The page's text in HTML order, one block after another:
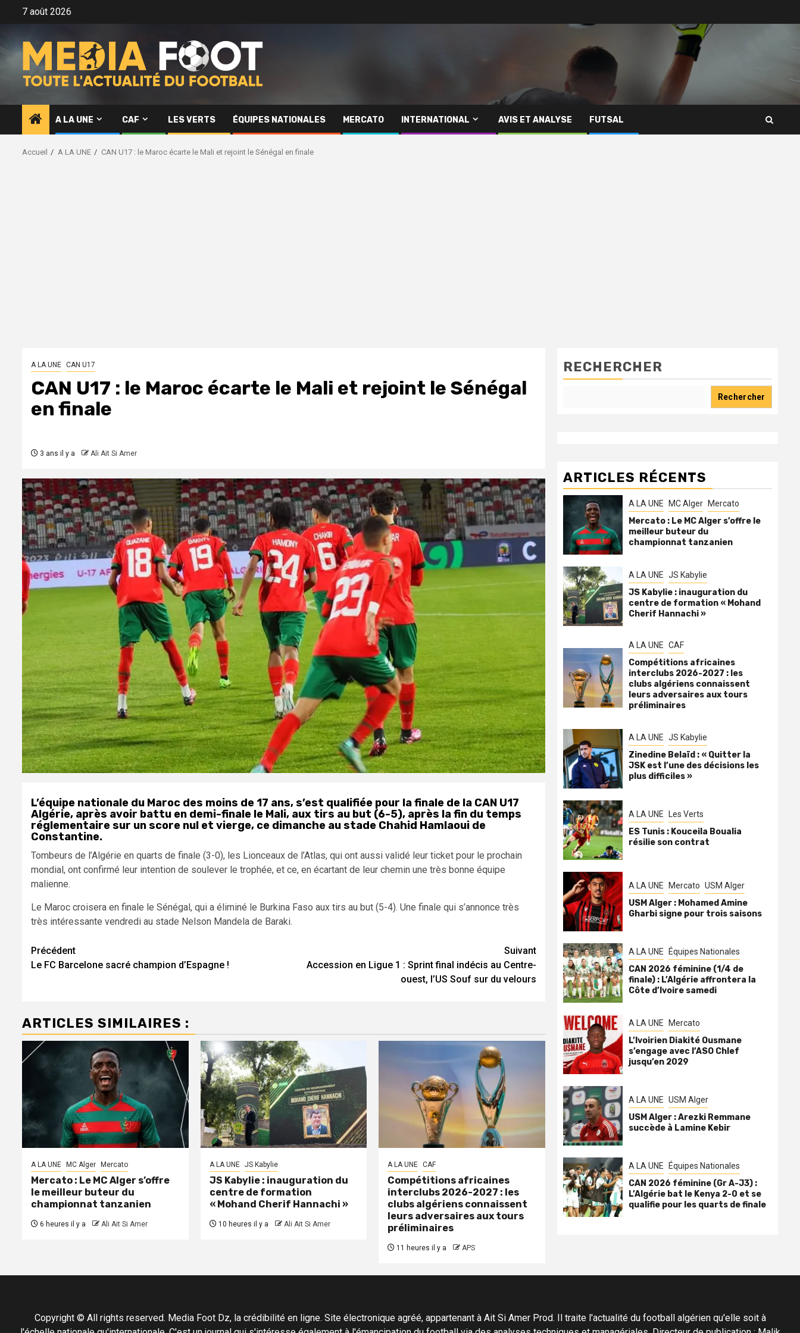
7 août 2026
A LA UNE CAF LES VERTS ÉQUIPES NATIONALES MERCATO INTERNATIONAL AVIS ET ANALYSE FUTSAL
Accueil A LA UNE CAN U17 : le Maroc écarte le Mali et rejoint le Sénégal en finale
A LA UNE CAN U17
CAN U17 : le Maroc écarte le Mali et rejoint le Sénégal
en finale
3 ans il y a Ali Ait Si Amer
L’équipe nationale du Maroc des moins de 17 ans, s’est qualifiée pour la finale de la CAN U17
Algérie, après avoir battu en demi-finale le Mali, aux tirs au but (6-5), après la fin du temps
réglementaire sur un score nul et vierge, ce dimanche au stade Chahid Hamlaoui de
Constantine.
Tombeurs de l’Algérie en quarts de finale (3-0), les Lionceaux de l’Atlas, qui ont aussi validé leur ticket pour le prochain
mondial, ont confirmé leur intention de soulever le trophée, et ce, en écartant de leur chemin une très bonne équipe
malienne.
Le Maroc croisera en finale le Sénégal, qui a éliminé le Burkina Faso aux tirs au but (5-4). Une finale qui s’annonce très
très intéressante vendredi au stade Nelson Mandela de Baraki.
Navigation
d’article
Précédent
Le FC Barcelone sacré champion d’Espagne !
Suivant
Accession en Ligue 1 : Sprint final indécis au Centre-
ouest, l’US Souf sur du velours
ARTICLES SIMILAIRES :
A LA UNE MC Alger Mercato
Mercato : Le MC Alger s’offre
le meilleur buteur du
championnat tanzanien
6 heures il y a Ali Ait Si Amer
A LA UNE JS Kabylie
JS Kabylie : inauguration du
centre de formation
« Mohand Cherif Hannachi »
10 heures il y a Ali Ait Si Amer
A LA UNE CAF
Compétitions africaines
interclubs 2026-2027 : les
clubs algériens connaissent
leurs adversaires aux tours
préliminaires
11 heures il y a APS
RECHERCHER
Rechercher
ARTICLES RÉCENTS
A LA UNE MC Alger Mercato
Mercato : Le MC Alger s’offre le
meilleur buteur du
championnat tanzanien
A LA UNE JS Kabylie
JS Kabylie : inauguration du
centre de formation « Mohand
Cherif Hannachi »
A LA UNE CAF
Compétitions africaines
interclubs 2026-2027 : les
clubs algériens connaissent
leurs adversaires aux tours
préliminaires
A LA UNE JS Kabylie
Zinedine Belaïd : « Quitter la
JSK est l’une des décisions les
plus difficiles »
A LA UNE Les Verts
ES Tunis : Kouceila Boualia
résilie son contrat
A LA UNE Mercato USM Alger
USM Alger : Mohamed Amine
Gharbi signe pour trois saisons
A LA UNE Équipes Nationales
CAN 2026 féminine (1/4 de
finale) : L’Algérie affrontera la
Côte d’Ivoire samedi
A LA UNE Mercato
L’Ivoirien Diakité Ousmane
s’engage avec l’ASO Chlef
jusqu’en 2029
A LA UNE USM Alger
USM Alger : Arezki Remmane
succède à Lamine Kebir
A LA UNE Équipes Nationales
CAN 2026 féminine (Gr A-J3) :
L’Algérie bat le Kenya 2-0 et se
qualifie pour les quarts de finale
Copyright © All rights reserved. Media Foot Dz, la crédibilité en ligne. Site électronique agréé, appartenant à Ait Si Amer Prod. Il traite l'actualité du football algérien qu'elle soit à